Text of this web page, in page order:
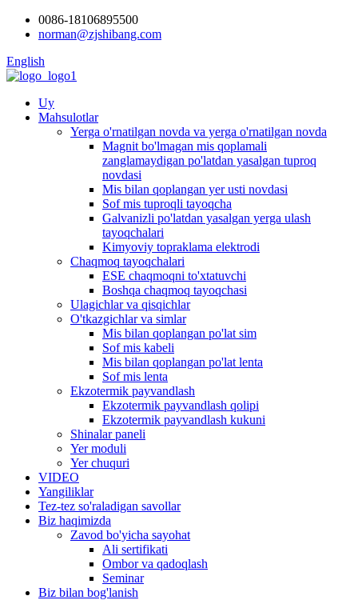
0086-18106895500
norman@zjshibang.com
English
Uy
Mahsulotlar
Yerga o'rnatilgan novda va yerga o'rnatilgan novda
Magnit bo'lmagan mis qoplamali
zanglamaydigan po'latdan yasalgan tuproq
novdasi
Mis bilan qoplangan yer usti novdasi
Sof mis tuproqli tayoqcha
Galvanizli po'latdan yasalgan yerga ulash
tayoqchalari
Kimyoviy topraklama elektrodi
Chaqmoq tayoqchalari
ESE chaqmoqni to'xtatuvchi
Boshqa chaqmoq tayoqchasi
Ulagichlar va qisqichlar
O'tkazgichlar va simlar
Mis bilan qoplangan po'lat sim
Sof mis kabeli
Mis bilan qoplangan po'lat lenta
Sof mis lenta
Ekzotermik payvandlash
Ekzotermik payvandlash qolipi
Ekzotermik payvandlash kukuni
Shinalar paneli
Yer moduli
Yer chuquri
VIDEO
Yangiliklar
Tez-tez so'raladigan savollar
Biz haqimizda
Zavod bo'yicha sayohat
Ali sertifikati
Ombor va qadoqlash
Seminar
Biz bilan bog'lanish